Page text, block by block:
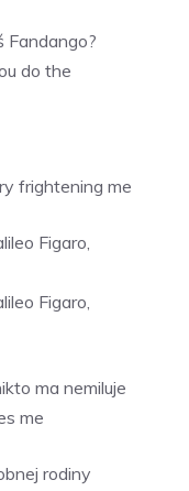
Fandango?
do the
frightening me
Figaro,
Figaro,
ma nemiluje
me
rodiny